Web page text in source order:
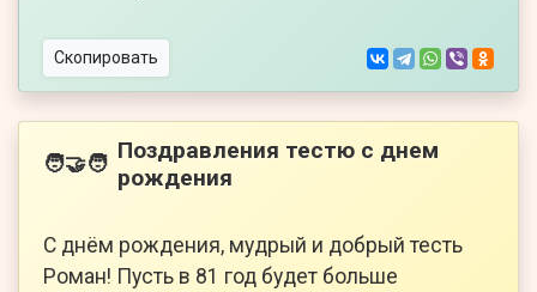
Скопировать
🧑‍🤝‍🧑 Поздравления тестю с днем
рождения
С днём рождения, мудрый и добрый тесть
Роман! Пусть в 81 год будет больше